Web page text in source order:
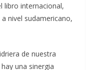
libro internacional,
nivel sudamericano,
de nuestra
una sinergia